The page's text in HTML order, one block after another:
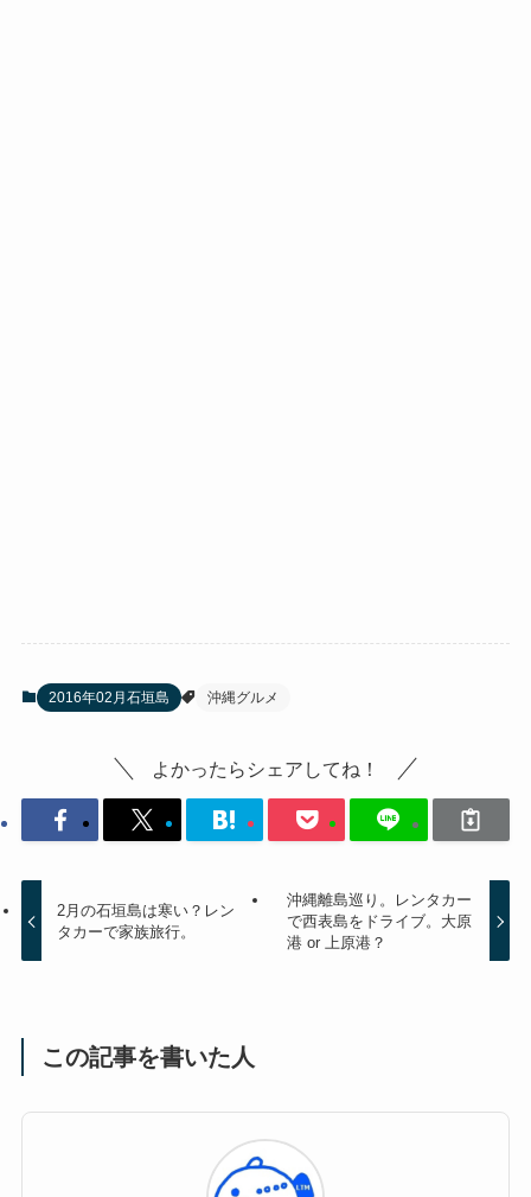
2016年02月石垣島 沖縄グルメ
よかったらシェアしてね！
2月の石垣島は寒い？レン
タカーで家族旅行。
沖縄離島巡り。レンタカー
で西表島をドライブ。大原
港 or 上原港？
この記事を書いた人